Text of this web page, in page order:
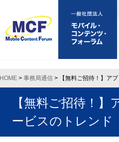
HOME > 事務局通信 > 【無料ご招待！】ア
【無料ご招待！
ービスのトレンド